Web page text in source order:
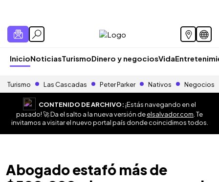
InicioNoticiasTurismoDinero y negociosVida
Turismo Las Cascadas Peter Parker Nativos Negocios
CONTENIDO DE ARCHIVO:¡Estás navegando en el
pasado! 🚀 Da el salto a la nueva versión deelsalvador.com . Te
invitamos a visitar el nuevo portal país donde coincidimos todos.
Abogado estafó más de